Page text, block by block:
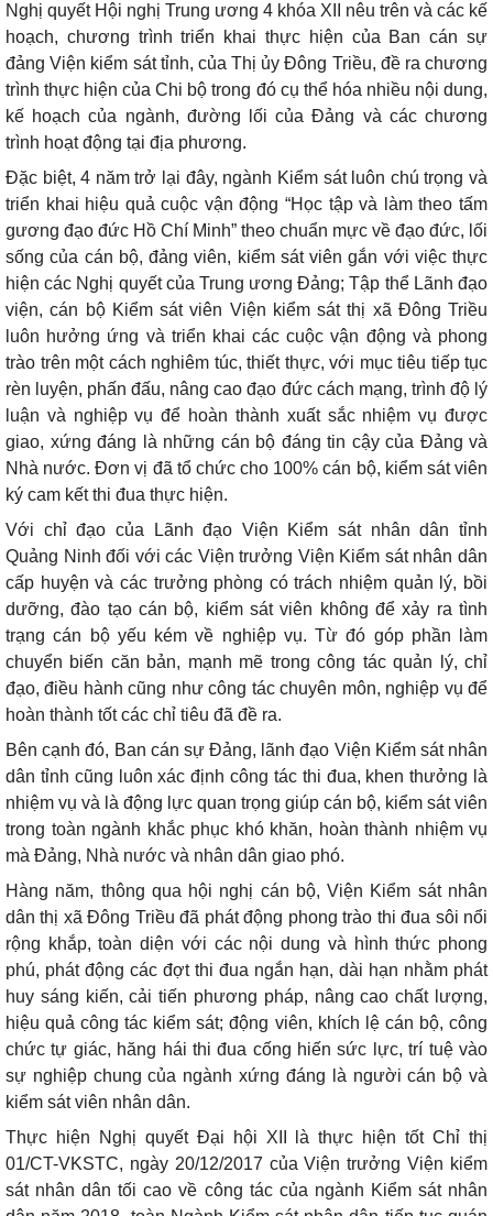
Nghị quyết Hội nghị Trung ương 4 khóa XII nêu trên và các kế
hoạch, chương trình triển khai thực hiện của Ban cán sự
đảng Viện kiểm sát tỉnh, của Thị ủy Đông Triều, đề ra chương
trình thực hiện của Chi bộ trong đó cụ thể hóa nhiều nội dung,
kế hoạch của ngành, đường lối của Đảng và các chương
trình hoạt động tại địa phương.
Đặc biệt, 4 năm trở lại đây, ngành Kiểm sát luôn chú trọng và
triển khai hiệu quả cuộc vận động “Học tập và làm theo tấm
gương đạo đức Hồ Chí Minh” theo chuẩn mực về đạo đức, lối
sống của cán bộ, đảng viên, kiểm sát viên gắn với việc thực
hiện các Nghị quyết của Trung ương Đảng; Tập thể Lãnh đạo
viện, cán bộ Kiểm sát viên Viện kiểm sát thị xã Đông Triều
luôn hưởng ứng và triển khai các cuộc vận động và phong
trào trên một cách nghiêm túc, thiết thực, với mục tiêu tiếp tục
rèn luyện, phấn đấu, nâng cao đạo đức cách mạng, trình độ lý
luận và nghiệp vụ để hoàn thành xuất sắc nhiệm vụ được
giao, xứng đáng là những cán bộ đáng tin cậy của Đảng và
Nhà nước. Đơn vị đã tổ chức cho 100% cán bộ, kiểm sát viên
ký cam kết thi đua thực hiện.
Với chỉ đạo của Lãnh đạo Viện Kiểm sát nhân dân tỉnh
Quảng Ninh đối với các Viện trưởng Viện Kiểm sát nhân dân
cấp huyện và các trưởng phòng có trách nhiệm quản lý, bồi
dưỡng, đào tạo cán bộ, kiểm sát viên không để xảy ra tình
trạng cán bộ yếu kém về nghiệp vụ. Từ đó góp phần làm
chuyển biến căn bản, mạnh mẽ trong công tác quản lý, chỉ
đạo, điều hành cũng như công tác chuyên môn, nghiệp vụ để
hoàn thành tốt các chỉ tiêu đã đề ra.
Bên cạnh đó, Ban cán sự Đảng, lãnh đạo Viện Kiểm sát nhân
dân tỉnh cũng luôn xác định công tác thi đua, khen thưởng là
nhiệm vụ và là động lực quan trọng giúp cán bộ, kiểm sát viên
trong toàn ngành khắc phục khó khăn, hoàn thành nhiệm vụ
mà Đảng, Nhà nước và nhân dân giao phó.
Hàng năm, thông qua hội nghị cán bộ, Viện Kiểm sát nhân
dân thị xã Đông Triều đã phát động phong trào thi đua sôi nổi
rộng khắp, toàn diện với các nội dung và hình thức phong
phú, phát động các đợt thi đua ngắn hạn, dài hạn nhằm phát
huy sáng kiến, cải tiến phương pháp, nâng cao chất lượng,
hiệu quả công tác kiểm sát; động viên, khích lệ cán bộ, công
chức tự giác, hăng hái thi đua cống hiến sức lực, trí tuệ vào
sự nghiệp chung của ngành xứng đáng là người cán bộ và
kiểm sát viên nhân dân.
Thực hiện Nghị quyết Đại hội XII là thực hiện tốt Chỉ thị
01/CT-VKSTC, ngày 20/12/2017 của Viện trưởng Viện kiểm
sát nhân dân tối cao về công tác của ngành Kiểm sát nhân